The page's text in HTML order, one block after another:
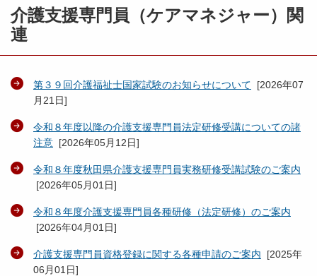
介護支援専門員（ケアマネジャー）関
連
第３９回介護福祉士国家試験のお知らせについて [2026年07
月21日]
令和８年度以降の介護支援専門員法定研修受講についての諸
注意 [2026年05月12日]
令和８年度秋田県介護支援専門員実務研修受講試験のご案内
[2026年05月01日]
令和８年度介護支援専門員各種研修（法定研修）のご案内
[2026年04月01日]
介護支援専門員資格登録に関する各種申請のご案内 [2025年
06月01日]